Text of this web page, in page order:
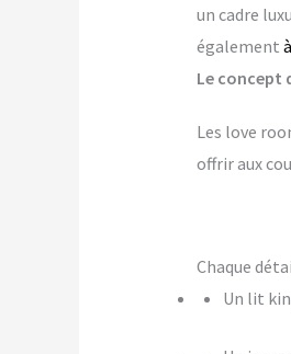
un cadre
également
Le concept
Les love
offrir aux
Chaque
Un lit